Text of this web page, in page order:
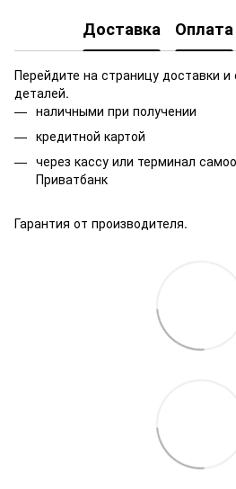
Доставка Оплата
Перейдите на страницу доставки
деталей.
наличными при получении
кредитной картой
через кассу или терминал
Приватбанк
Гарантия от производителя.